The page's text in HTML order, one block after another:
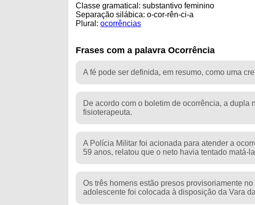
Classe gramatical: substantivo feminino
Separação silábica: o-cor-rên-ci-a
Plural:ocorrências
Frases com a palavra Ocorrência
A fé pode ser definida, em resumo, como uma
De acordo com o boletim de ocorrência, a
fisioterapeuta.
A Polícia Militar foi acionada para atender a
59 anos, relatou que o neto havia tentado matá-
Os três homens estão presos provisoriamente
adolescente foi colocada à disposição da Vara